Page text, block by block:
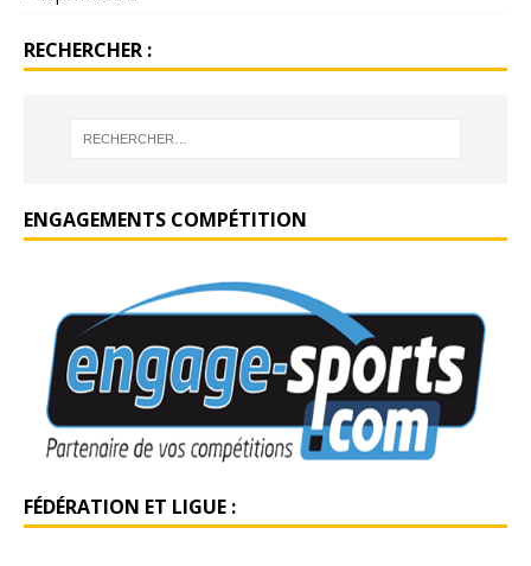
RECHERCHER :
ENGAGEMENTS COMPÉTITION
FÉDÉRATION ET LIGUE :